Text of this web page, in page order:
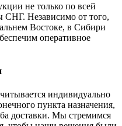
не только по всей
СНГ. Независимо от того,
Востоке, в Сибири
оперативное
индивидуально
пункта назначения,
доставки. Мы стремимся